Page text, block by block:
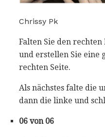
Chrissy Pk
Falten Sie den
und erstellen Sie eine
rechten Seite.
Als nächstes falte die
dann die linke und
06 von 06